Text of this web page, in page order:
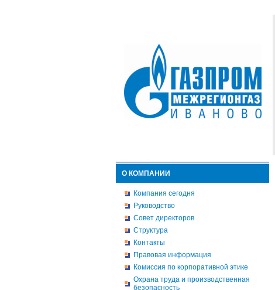
О КОМПАНИИ
Компания сегодня
Руководство
Совет директоров
Структура
Контакты
Правовая информация
Комиссия по корпоративной этике
Охрана труда и производственная
безопасность